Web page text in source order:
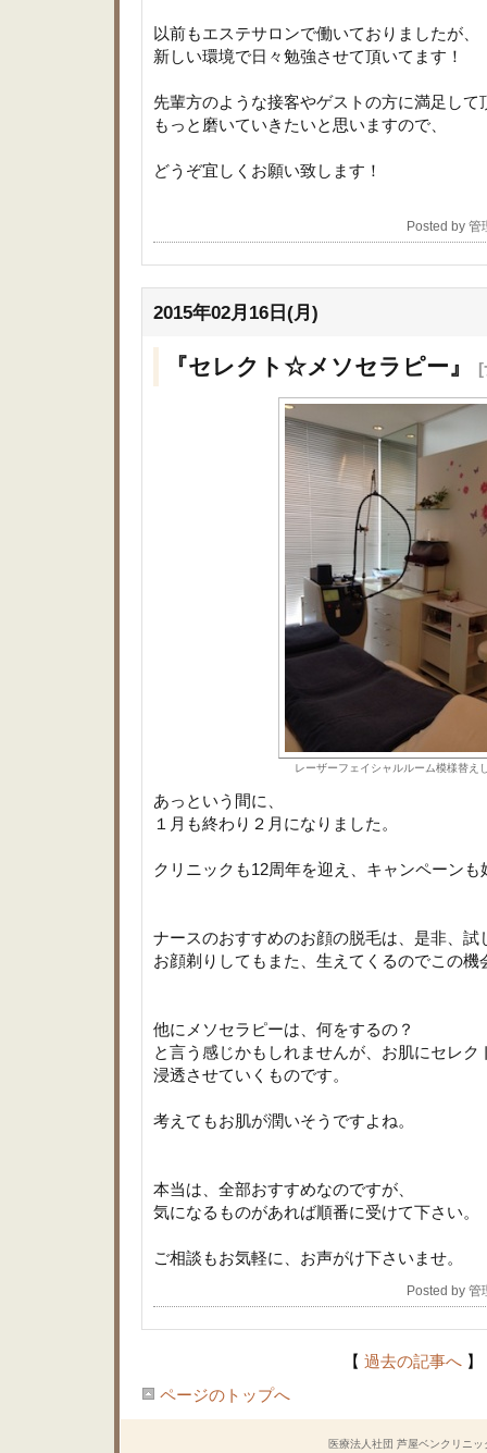
以前もエステサロンで働いておりましたが、
新しい環境で日々勉強させて頂いてます！
先輩方のような接客やゲストの方に満足して
もっと磨いていきたいと思いますので、
どうぞ宜しくお願い致します！
Posted by
2015年02月16日(月)
『セレクト☆メソセラピー』 [
レーザーフェイシャルルーム模様替え
あっという間に、
１月も終わり２月になりました。
クリニックも12周年を迎え、キャンペーンも
ナースのおすすめのお顔の脱毛は、是非、試
お顔剃りしてもまた、生えてくるのでこの
他にメソセラピーは、何をするの？
と言う感じかもしれませんが、お肌にセレク
浸透させていくものです。
考えてもお肌が潤いそうですよね。
本当は、全部おすすめなのですが、
気になるものがあれば順番に受けて下さい。
ご相談もお気軽に、お声がけ下さいませ。
Posted by
【 過去の記事へ 】
ページのトップへ
医療法人社団 芦屋ベンクリニ